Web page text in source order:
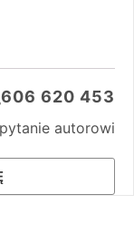
606 620 453
autorowi